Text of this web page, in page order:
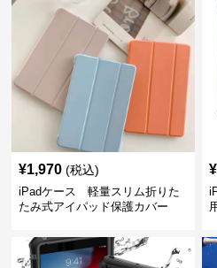
¥1,970 (税込)
iPadケース 軽量スリム折りた
たみ式アイパッド保護カバー
¥